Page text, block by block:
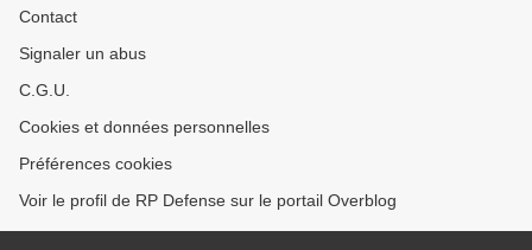
Contact
Signaler un abus
C.G.U.
Cookies et données personnelles
Préférences cookies
Voir le profil de RP Defense sur le portail Overblog